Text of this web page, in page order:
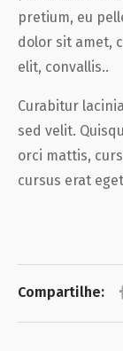
pretium, eu
dolor sit amet,
elit, convallis..
Curabitur
sed velit.
orci mattis,
cursus erat
Compartilhe: